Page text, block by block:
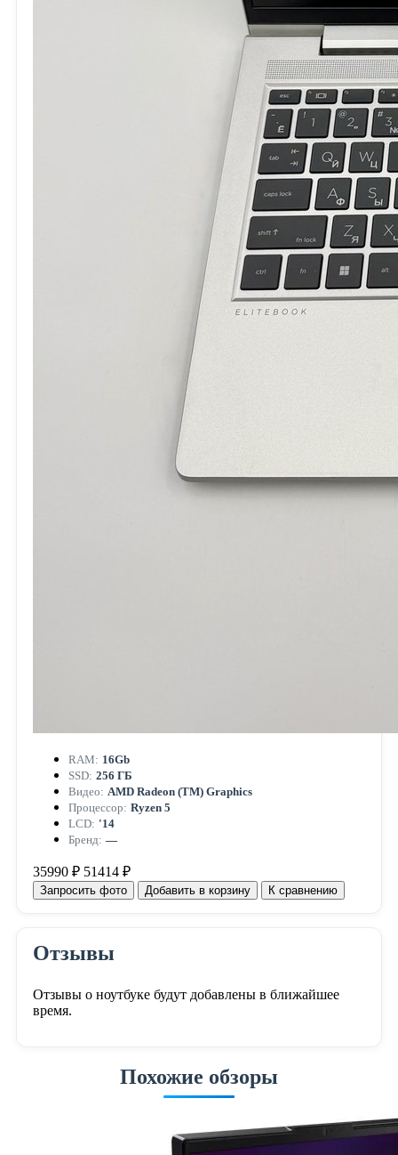
RAM: 16Gb
SSD: 256 ГБ
Видео: AMD Radeon (TM) Graphics
Процессор: Ryzen 5
LCD: '14
Бренд: —
35990 ₽ 51414 ₽
Запросить фото Добавить в корзину К сравнению
Отзывы
Отзывы о ноутбуке будут добавлены в ближайшее
время.
Похожие обзоры